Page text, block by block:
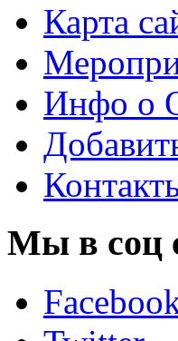
Карта
Инфо о
Мы в соц